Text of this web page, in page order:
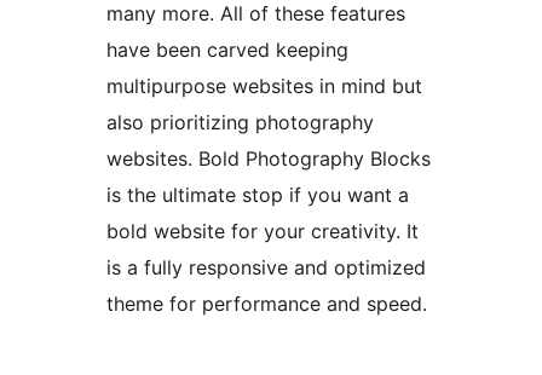
many more. All of these features
have been carved keeping
multipurpose websites in mind but
also prioritizing photography
websites. Bold Photography Blocks
is the ultimate stop if you want a
bold website for your creativity. It
is a fully responsive and optimized
theme for performance and speed.